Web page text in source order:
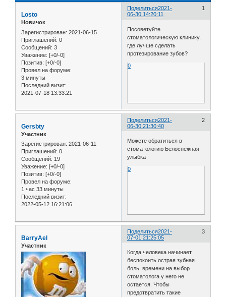
Поделиться 1
2021-
06-30 14:20:11
Losto
Новичок
Зарегистрирован: 2021-06-15
Приглашений: 0
Сообщений: 3
Уважение: [+0/-0]
Позитив: [+0/-0]
Провел на форуме:
3 минуты
Последний визит:
2021-07-18 13:33:21
Посоветуйте
стоматологическую клинику,
где лучше сделать
протезирование зубов?
0
Поделиться 2
2021-
06-30 21:30:40
Gersbty
Участник
Зарегистрирован: 2021-06-11
Приглашений: 0
Сообщений: 19
Уважение: [+0/-0]
Позитив: [+0/-0]
Провел на форуме:
1 час 33 минуты
Последний визит:
2022-05-12 16:21:06
Можете обратиться в
стоматологию Белоснежная
улыбка
0
Поделиться 3
2021-
07-01 21:25:05
BarryAel
Участник
Когда человека начинает
беспокоить острая зубная
боль, времени на выбор
стоматолога у него не
остается. Чтобы
предотвратить такие